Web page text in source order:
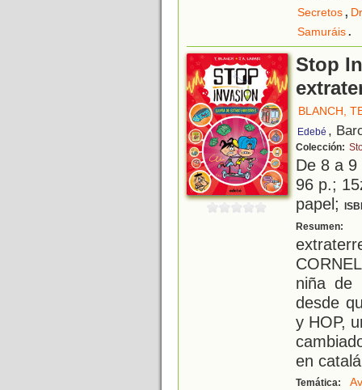
Secretos,
Samuráis.
Stop
BLANCH,
Edebé ,
Colección:
De 8 a
96 p.;
papel;
Resumen:
niña de
desde
y HOP,
en
Temática: